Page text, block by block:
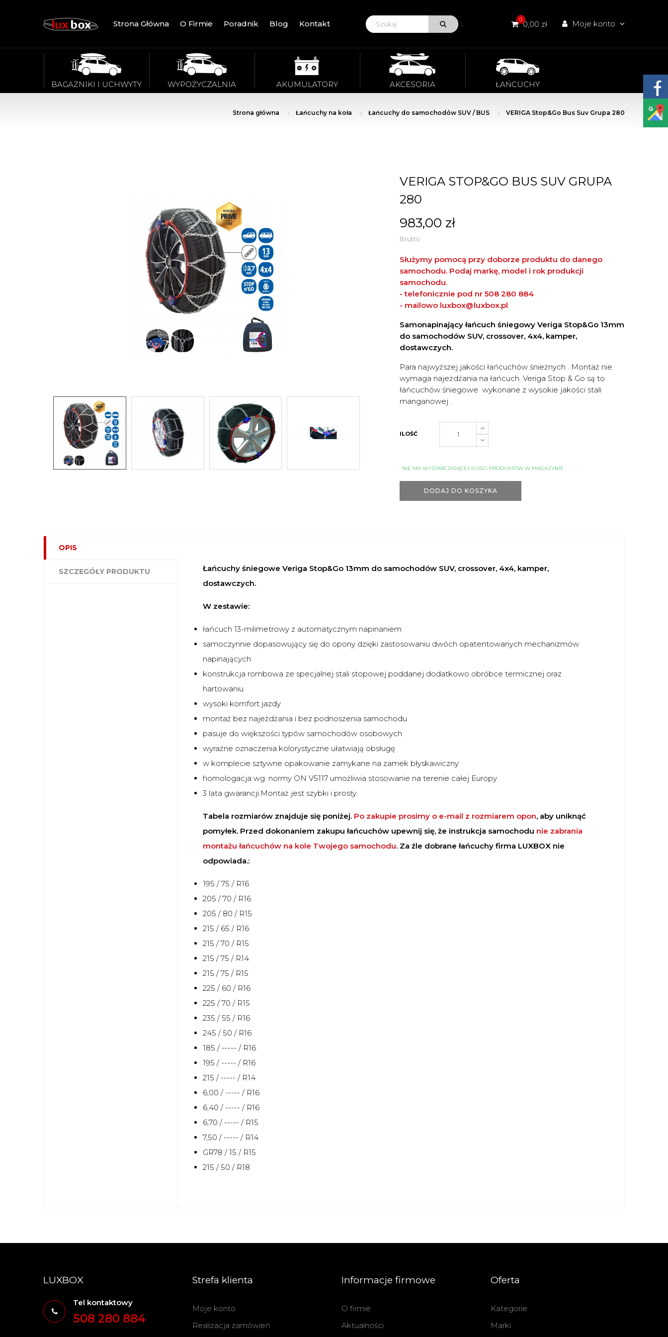
Strona Główna O Firmie Poradnik Blog Kontakt VIEW ALL 00,00 zł Moje konto
BAGAŻNIKI I UCHWYTY WYPOŻYCZALNIA AKUMULATORY AKCESORIA ŁAŃCUCHY
Strona główna Łańcuchy na koła Łańcuchy do samochodów SUV / BUS VERIGA Stop&Go Bus Suv Grupa 280
VERIGA STOP&GO BUS SUV GRUPA
280
983,00 zł
Brutto
Służymy pomocą przy doborze produktu do danego
samochodu. Podaj markę, model i rok produkcji
samochodu.
- telefonicznie pod nr 508 280 884
- mailowo luxbox@luxbox.pl
Samonapinający łańcuch śniegowy Veriga Stop&Go 13mm
do samochodów SUV, crossover, 4x4, kamper,
dostawczych.
Para najwyższej jakości łańcuchów śnieżnych . Montaż nie
wymaga najeżdżania na łańcuch. Veriga Stop & Go są to
łańcuchów śniegowe wykonane z wysokie jakości stali
manganowej .
ILOŚĆ
NIE MA WYSTARCZAJĄCEJ ILOŚCI PRODUKTÓW W MAGAZYNIE
DODAJ DO KOSZYKA
OPIS
SZCZEGÓŁY PRODUKTU
Łańcuchy śniegowe Veriga Stop&Go 13mm do samochodów SUV, crossover, 4x4, kamper,
dostawczych.
W zestawie:
łańcuch 13-milimetrowy z automatycznym napinaniem
samoczynnie dopasowujący się do opony dzięki zastosowaniu dwóch opatentowanych mechanizmów
napinających
konstrukcja rombowa ze specjalnej stali stopowej poddanej dodatkowo obróbce termicznej oraz
hartowaniu
wysoki komfort jazdy
montaż bez najeżdżania i bez podnoszenia samochodu
pasuje do większości typów samochodów osobowych
wyraźne oznaczenia kolorystyczne ułatwiają obsługę
w komplecie sztywne opakowanie zamykane na zamek błyskawiczny
homologacja wg. normy ON V5117 umożliwia stosowanie na terenie całej Europy
3 lata gwarancji.Montaż jest szybki i prosty.
Tabela rozmiarów znajduje się poniżej. Po zakupie prosimy o e-mail z rozmiarem opon, aby uniknąć
pomyłek. Przed dokonaniem zakupu łańcuchów upewnij się, że instrukcja samochodu nie zabrania
montażu łańcuchów na kole Twojego samochodu. Za źle dobrane łańcuchy firma LUXBOX nie
odpowiada.:
195 / 75 / R16
205 / 70 / R16
205 / 80 / R15
215 / 65 / R16
215 / 70 / R15
215 / 75 / R14
215 / 75 / R15
225 / 60 / R16
225 / 70 / R15
235 / 55 / R16
245 / 50 / R16
185 / ----- / R16
195 / ----- / R16
215 / ----- / R14
6,00 / ----- / R16
6,40 / ----- / R16
6,70 / ----- / R15
7,50 / ----- / R14
GR78 / 15 / R15
215 / 50 / R18
LUXBOX
Tel kontaktowy
508 280 884
Strefa klienta
Moje konto
Realizacja zamówień
Informacje firmowe
O firmie
Aktualności
Oferta
Kategorie
Marki